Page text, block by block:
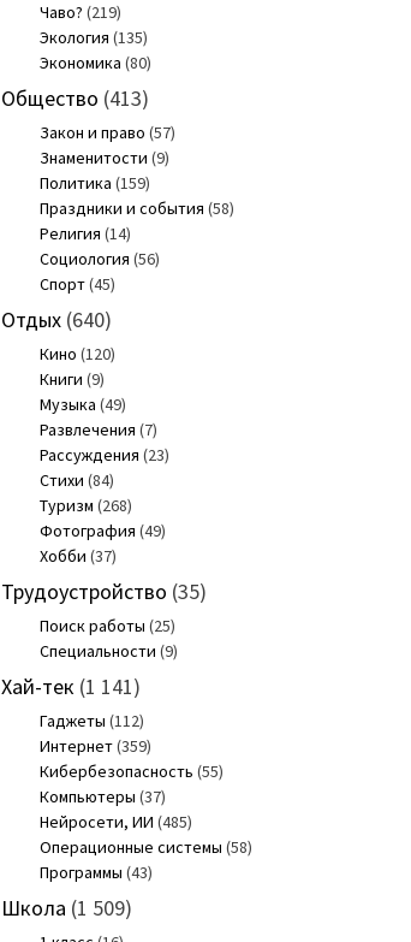
Чаво? (219)
Экология (135)
Экономика (80)
Общество (413)
Закон и право (57)
Знаменитости (9)
Политика (159)
Праздники и события (58)
Религия (14)
Социология (56)
Спорт(45)
Отдых(640)
Кино (120)
Книги (9)
Музыка (49)
Развлечения (7)
Рассуждения (23)
Стихи (84)
Туризм (268)
Фотография (49)
Хобби (37)
Трудоустройство (35)
Поиск работы (25)
Специальности (9)
Хай-тек (1 141)
Гаджеты (112)
Интернет(359)
Кибербезопасность (55)
Компьютеры (37)
Нейросети, ИИ (485)
Операционные системы (58)
Программы (43)
Школа (1 509)